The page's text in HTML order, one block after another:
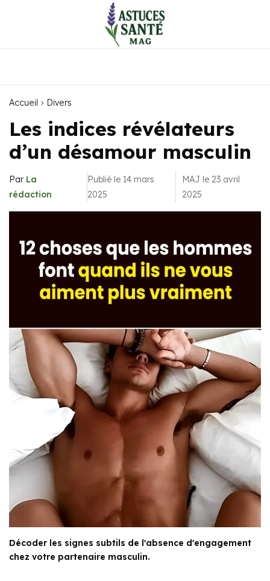
Accueil Divers
Les indices révélateurs
d’un désamour masculin
Par La
rédaction
Publié le 14 mars
2025
MAJ le 23 avril
2025
Décoder les signes subtils de l'absence d'engagement
chez votre partenaire masculin.